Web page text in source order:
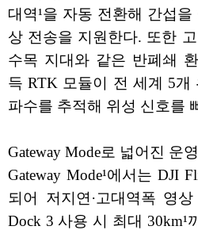
대역¹을 자동 전환해 간섭
상 전송을 지원한다. 또한
수목 지대와 같은 반폐쇄
득 RTK 모듈이 전 세계 5개
파수를 추적해 위성 신호를
Gateway Mode로 넓어진 운
Gateway Mode¹에서는 DJI
되어 저지연·고대역폭 영
Dock 3 사용 시 최대 30km¹